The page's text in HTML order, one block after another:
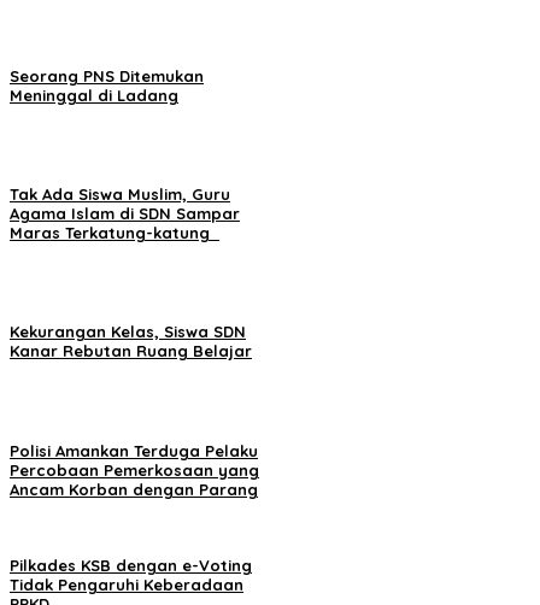
Seorang PNS Ditemukan
Meninggal di Ladang
Tak Ada Siswa Muslim, Guru
Agama Islam di SDN Sampar
Maras Terkatung-katung ‎
Kekurangan Kelas, Siswa SDN
Kanar Rebutan Ruang Belajar
Polisi Amankan Terduga Pelaku
Percobaan Pemerkosaan yang
Ancam Korban dengan Parang
Pilkades KSB dengan e-Voting
Tidak Pengaruhi Keberadaan